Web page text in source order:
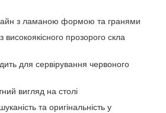
з ламаною формою та гранями
високоякісного прозорого скла
для сервірування червоного
вигляд на столі
та оригінальність у